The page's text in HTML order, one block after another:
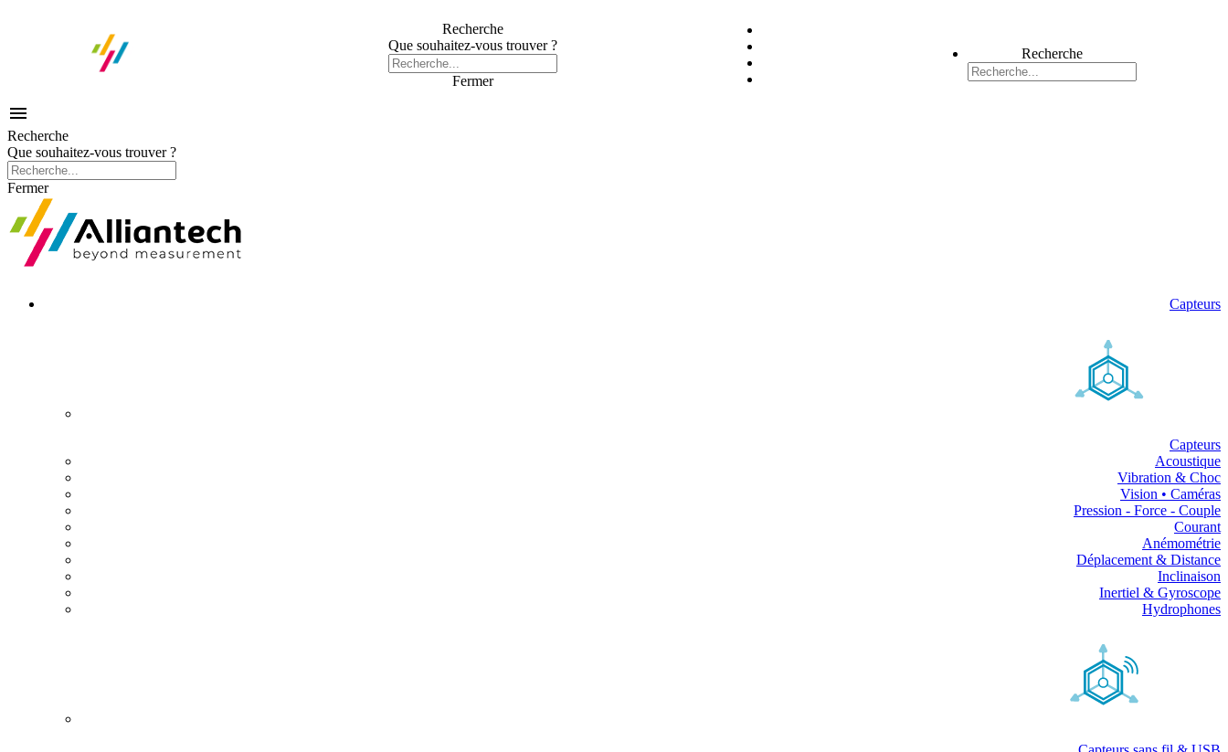
Recherche
Que souhaitez-vous trouver ?
Fermer
Recherche

Recherche
Que souhaitez-vous trouver ?
Fermer
Capteurs
Capteurs
Acoustique
Vibration & Choc
Vision • Caméras
Pression - Force - Couple
Courant
Anémométrie
Déplacement & Distance
Inclinaison
Inertiel & Gyroscope
Hydrophones